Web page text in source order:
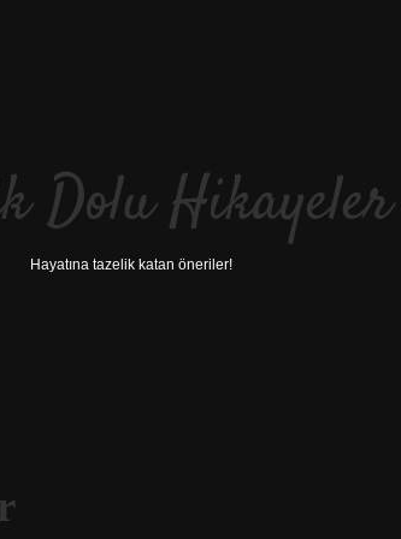
Dolu Hikayeler
Hayatına tazelik katan öneriler!